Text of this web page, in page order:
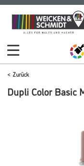
Zum
Inhalt
Zum
Navigationsmenü
Zurück
Dupli Color Basic